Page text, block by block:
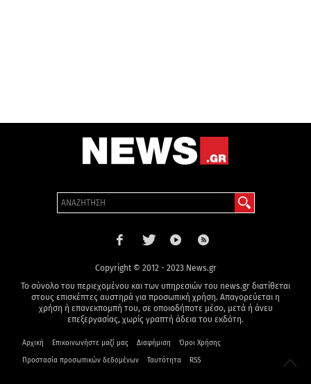
Copyright © 2012 - 2023 News.gr
Το σύνολο του περιεχομένου και των υπηρεσιών του news.gr διατίθεται
στους επισκέπτες αυστηρά για προσωπική χρήση. Απαγορεύεται η
χρήση ή επανεκπομπή του, σε οποιοδήποτε μέσο, μετά ή άνευ
επεξεργασίας, χωρίς γραπτή άδεια του εκδότη.
Αρχική Επικοινωνήστε μαζί μας Διαφήμιση Όροι Χρήσης
Προστασία προσωπικών δεδομένων Ταυτότητα RSS